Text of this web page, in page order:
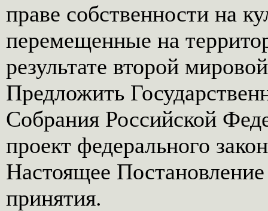
праве собственности на
перемещенные на
результате второй
Предложить
Собрания Российской
проект федерального
Настоящее
принятия.